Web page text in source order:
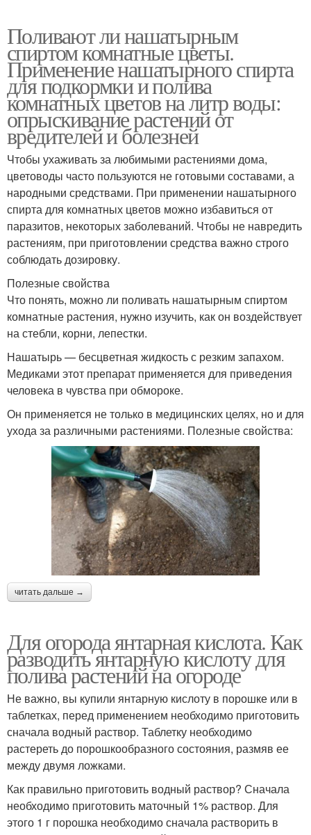
Поливают ли нашатырным
спиртом комнатные цветы.
Применение нашатырного спирта
для подкормки и полива
комнатных цветов на литр воды:
опрыскивание растений от
вредителей и болезней
Чтобы ухаживать за любимыми растениями дома,
цветоводы часто пользуются не готовыми составами, а
народными средствами. При применении нашатырного
спирта для комнатных цветов можно избавиться от
паразитов, некоторых заболеваний. Чтобы не навредить
растениям, при приготовлении средства важно строго
соблюдать дозировку.
Полезные свойства
Что понять, можно ли поливать нашатырным спиртом
комнатные растения, нужно изучить, как он воздействует
на стебли, корни, лепестки.
Нашатырь — бесцветная жидкость с резким запахом.
Медиками этот препарат применяется для приведения
человека в чувства при обмороке.
Он применяется не только в медицинских целях, но и для
ухода за различными растениями. Полезные свойства:
читать дальше →
Для огорода янтарная кислота. Как
разводить янтарную кислоту для
полива растений на огороде
Не важно, вы купили янтарную кислоту в порошке или в
таблетках, перед применением необходимо приготовить
сначала водный раствор. Таблетку необходимо
растереть до порошкообразного состояния, размяв ее
между двумя ложками.
Как правильно приготовить водный раствор? Сначала
необходимо приготовить маточный 1% раствор. Для
этого 1 г порошка необходимо сначала растворить в